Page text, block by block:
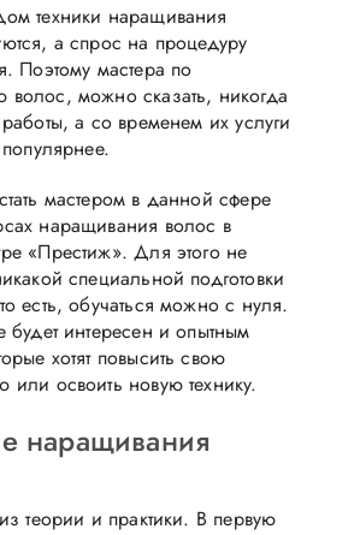
техники наращивания
а спрос на процедуру
Поэтому мастера по
можно сказать, никогда
а со временем их услуги
популярнее.
мастером в данной сфере
наращивания волос в
«Престиж». Для этого не
специальной подготовки
есть, обучаться можно с нуля.
будет интересен и опытным
хотят повысить свою
или освоить новую технику.
наращивания
теории и практики. В первую